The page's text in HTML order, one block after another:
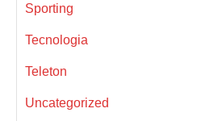
Sporting
Tecnologia
Teleton
Uncategorized